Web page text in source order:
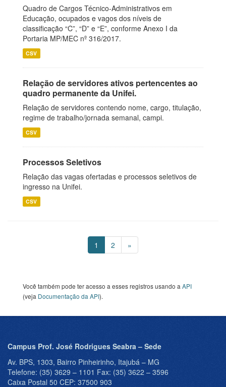
Quadro de Cargos Técnico-Administrativos em
Educação, ocupados e vagos dos níveis de
classificação “C”, “D” e “E”, conforme Anexo I da
Portaria MP/MEC nº 316/2017.
CSV
Relação de servidores ativos pertencentes ao
quadro permanente da Unifei.
Relação de servidores contendo nome, cargo, titulação,
regime de trabalho/jornada semanal, campi.
CSV
Processos Seletivos
Relação das vagas ofertadas e processos seletivos de
ingresso na Unifei.
CSV
1 2 »
Você também pode ter acesso a esses registros usando a API
(veja Documentação da API).
Campus Prof. José Rodrigues Seabra – Sede
Av. BPS, 1303, Bairro Pinheirinho, Itajubá – MG
Telefone: (35) 3629 – 1101 Fax: (35) 3622 – 3596
Caixa Postal 50 CEP: 37500 903